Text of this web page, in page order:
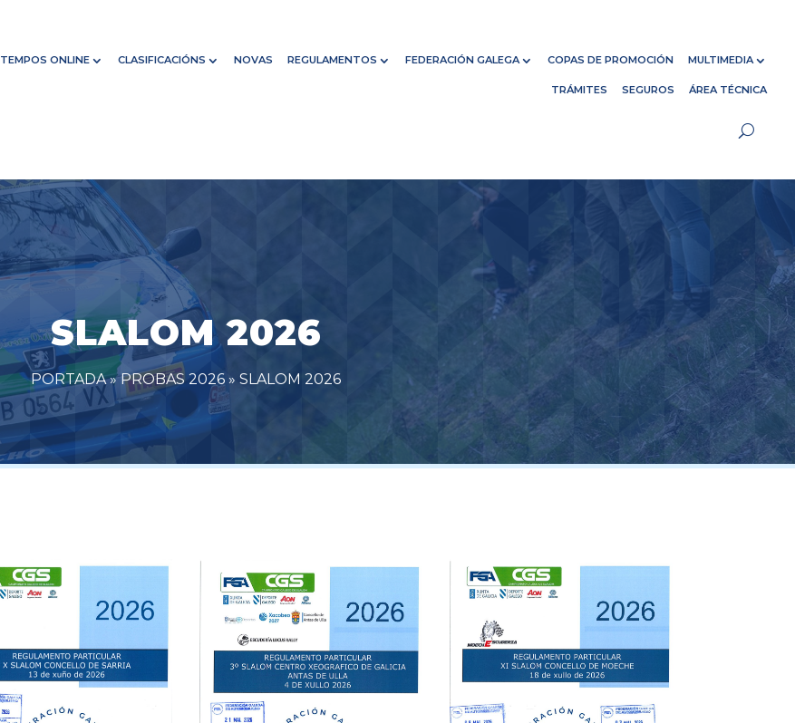
TEMPOS ONLINE CLASIFICACIÓNS NOVAS REGULAMENTOS FEDERACIÓN GALEGA COPAS DE PROMOCIÓN MULTIMEDIA
TRÁMITES SEGUROS ÁREA TÉCNICA
SLALOM 2026
PORTADA»PROBAS 2026 » SLALOM 2026